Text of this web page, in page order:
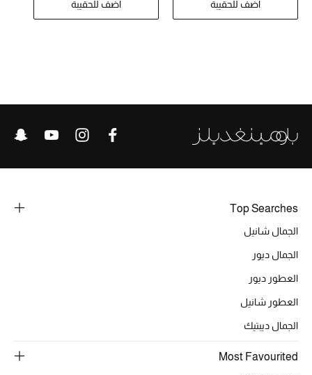
تشكيلة الأعراس
ركن الفخامة
جميع الملابس النسائية
جميع الحقائب النسائية
جميع الإكسسورات النسائية
موضة نسائية
تسوقوا للنساء
اضف للحقيبة اضف للحقيبة
Top Searches
الجمال شانيل
الجمال ديور
العطور ديور
العطور شانيل
الجمال ديبتيك
Most Favourited